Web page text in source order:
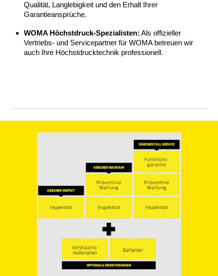
Qualität, Langlebigkeit und den Erhalt Ihrer
Garantieansprüche.
WOMA Höchstdruck-Spezialisten: Als offizieller
Vertriebs- und Servicepartner für WOMA betreuen wir
auch Ihre Höchstdrucktechnik professionell.